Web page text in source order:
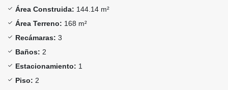
Área Construida: 144.14 m²
Área Terreno: 168 m²
Recámaras: 3
Baños: 2
Estacionamiento: 1
Piso: 2